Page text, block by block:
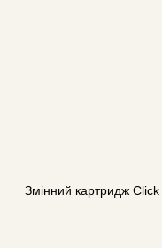
Змінний картридж